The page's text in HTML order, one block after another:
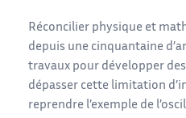
Réconcilier physique et
depuis une cinquantaine
travaux pour développer
dépasser cette limitation
reprendre l’exemple de